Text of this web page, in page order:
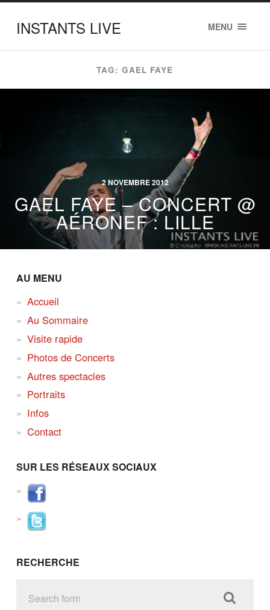
INSTANTS LIVE MENU
TAG: GAEL FAYE
2 NOVEMBRE 2012
GAEL FAYE – CONCERT @
AÉRONEF : LILLE
AU MENU
Accueil
Au Sommaire
Visite rapide
Photos de Concerts
Autres spectacles
Portraits
Infos
Contact
SUR LES RÉSEAUX SOCIAUX
RECHERCHE